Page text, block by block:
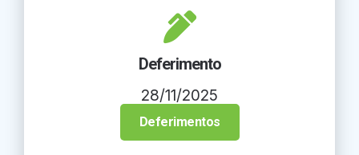
Deferimento
28/11/2025
Deferimentos